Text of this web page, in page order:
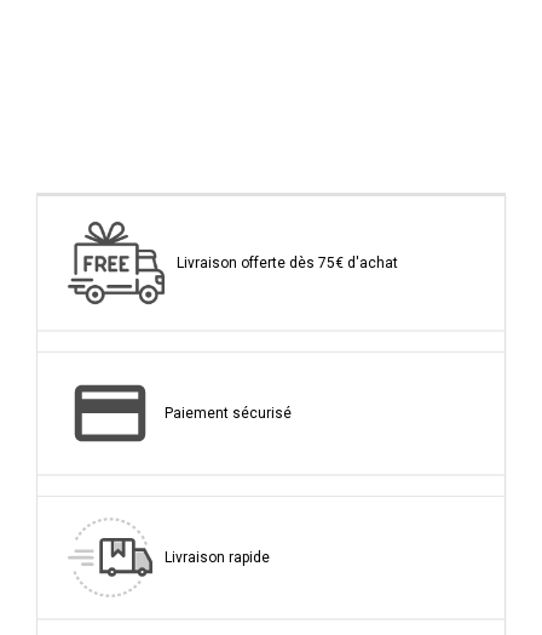
Livraison offerte dès 75€ d'achat
Paiement sécurisé
Livraison rapide